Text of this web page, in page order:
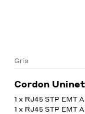
Gris
Cordon
1 x RJ45 STP EMT
1 x RJ45 STP EMT